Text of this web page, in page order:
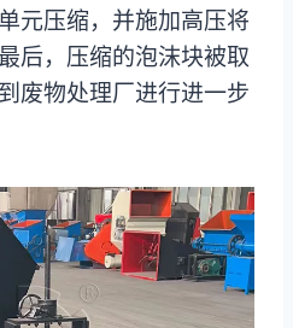
元压缩，并施加高压将
后，压缩的泡沫块被取
废物处理厂进行进一步